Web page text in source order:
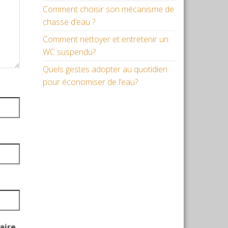
Comment choisir son mécanisme de
chasse d’eau ?
Comment nettoyer et entretenir un
WC suspendu?
Quels gestes adopter au quotidien
pour économiser de l’eau?